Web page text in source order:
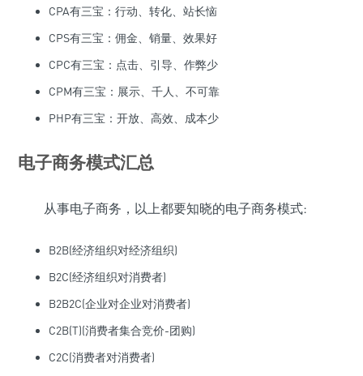
CPA有三宝：行动、转化、站长恼
CPS有三宝：佣金、销量、效果好
CPC有三宝：点击、引导、作弊少
CPM有三宝：展示、千人、不可靠
PHP有三宝：开放、高效、成本少
电子商务模式汇总
从事电子商务，以上都要知晓的电子商务模式:
B2B(经济组织对经济组织)
B2C(经济组织对消费者)
B2B2C(企业对企业对消费者)
C2B(T)(消费者集合竞价-团购)
C2C(消费者对消费者)